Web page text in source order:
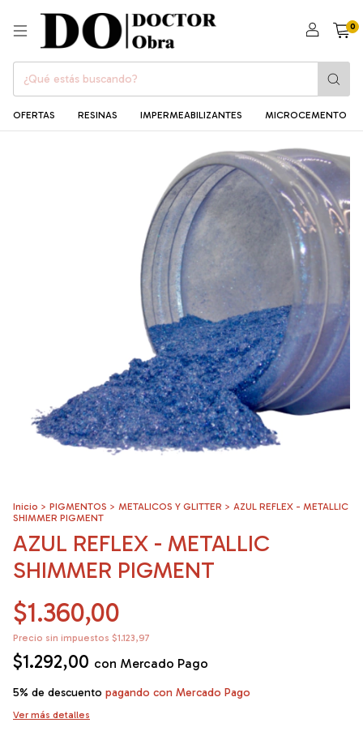
0
OFERTAS RESINAS IMPERMEABILIZANTES MICROCEMENTO
Inicio > PIGMENTOS > METALICOS Y GLITTER > AZUL REFLEX - METALLIC
SHIMMER PIGMENT
AZUL REFLEX - METALLIC
SHIMMER PIGMENT
$1.360,00
Precio sin impuestos $1.123,97
$1.292,00 con Mercado Pago
5% de descuento pagando con Mercado Pago
Ver más detalles